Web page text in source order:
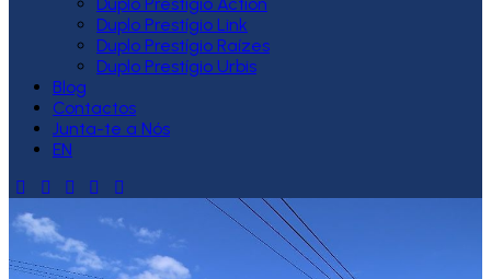
Duplo Prestígio Link
Duplo Prestígio Raízes
Duplo Prestígio Urbis
Blog
Contactos
Junta-te a Nós
EN